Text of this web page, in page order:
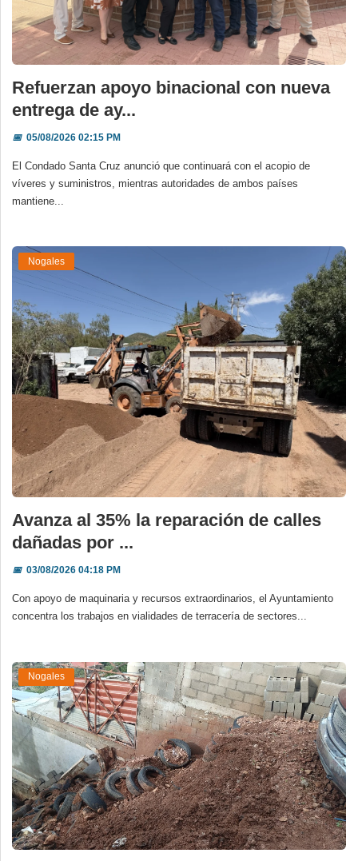
Refuerzan apoyo binacional con nueva
entrega de ay...
📅05/08/2026 02:15 PM
El Condado Santa Cruz anunció que continuará con el acopio de
víveres y suministros, mientras autoridades de ambos países
mantiene...
Nogales
Avanza al 35% la reparación de calles
dañadas por ...
📅03/08/2026 04:18 PM
Con apoyo de maquinaria y recursos extraordinarios, el Ayuntamiento
concentra los trabajos en vialidades de terracería de sectores...
Nogales